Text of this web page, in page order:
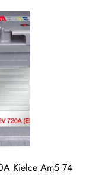
Kielce Am5 74